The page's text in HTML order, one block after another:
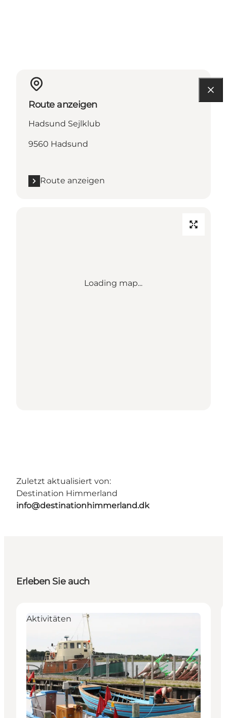
Route anzeigen
Hadsund Sejlklub
9560 Hadsund
Route anzeigen
Loading map...
Zuletzt aktualisiert von:
Destination Himmerland
info@destinationhimmerland.dk
Erleben Sie auch
Aktivitäten